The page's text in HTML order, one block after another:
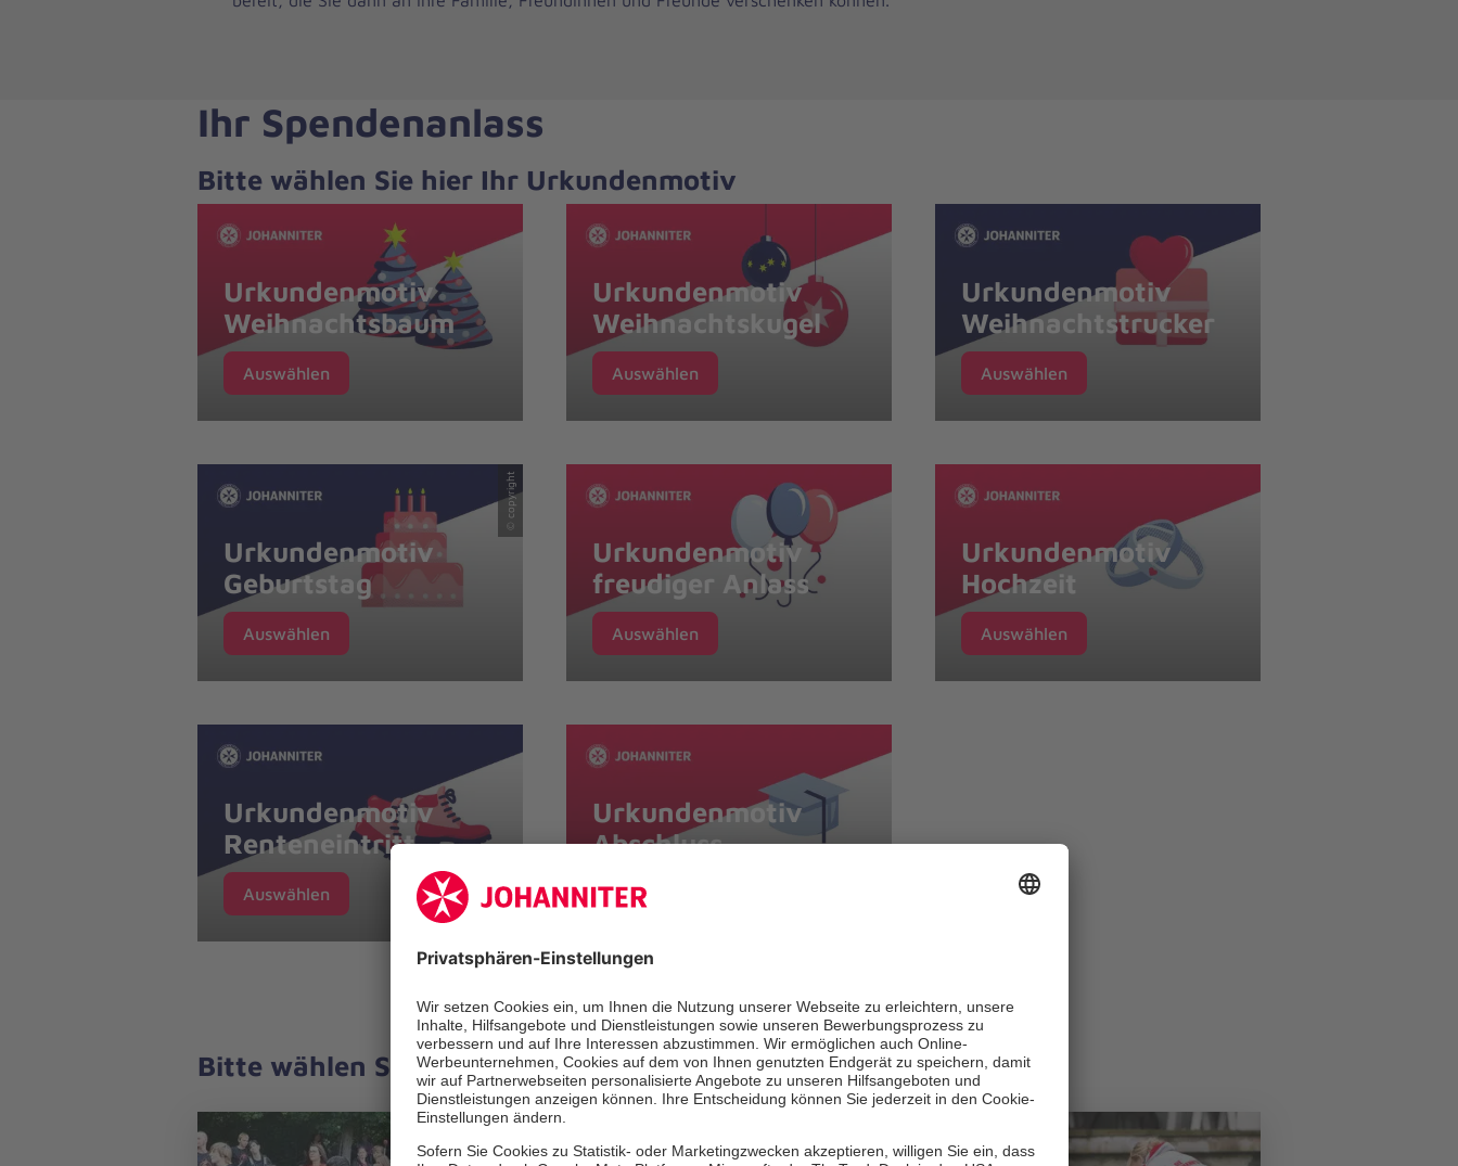
Ihr Spendenanlass
Bitte wählen Sie hier Ihr Urkundenmotiv
Urkundenmotiv
Weihnachtsbaum
Auswählen
Urkundenmotiv
Weihnachtskugel
Auswählen
Urkundenmotiv
Weihnachtstrucker
Auswählen
© copyright
Urkundenmotiv
Geburtstag
Auswählen
Urkundenmotiv
freudiger Anlass
Auswählen
Urkundenmotiv
Hochzeit
Auswählen
Urkundenmotiv
Renteneintritt
Auswählen
Urkundenmotiv
Abschluss
Auswählen
Bitte wählen Sie hier Ihr Spendenprojekt